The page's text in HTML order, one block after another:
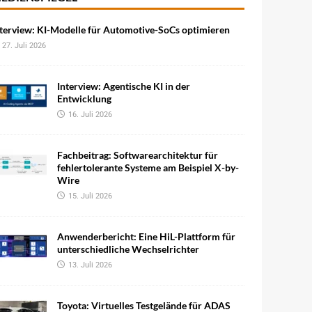
KI-Modelle für Automotive-SoCs optimieren
27. Juli 2026
Interview: Agentische KI in der
Entwicklung
16. Juli 2026
Fachbeitrag: Softwarearchitektur für
fehlertolerante Systeme am Beispiel X-by-
Wire
15. Juli 2026
Anwenderbericht: Eine HiL-Plattform für
unterschiedliche Wechselrichter
13. Juli 2026
Toyota: Virtuelles Testgelände für ADAS